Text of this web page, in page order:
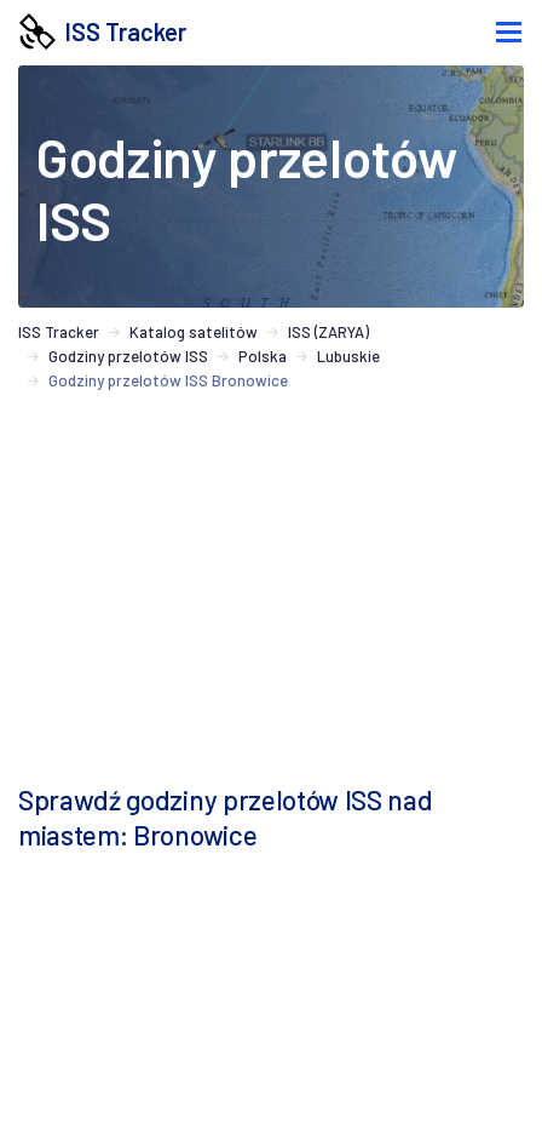
ISS Tracker
Godziny przelotów
ISS
ISS Tracker Katalog satelitów
ISS (ZARYA)
Godziny przelotów ISS
Polska
Lubuskie
Godziny przelotów ISS Bronowice
Sprawdź godziny przelotów ISS nad
miastem: Bronowice